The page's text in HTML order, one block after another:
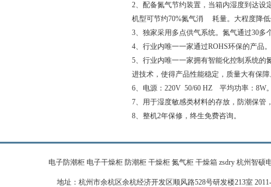
2、配备氮气节约装置，当箱内湿度到达设
机型可节约70%氮气消 耗量。大程度降
3、独家采用多点供气系统。氮气通过30
4、行业内唯一一家通过ROHS环保的产品
5、行业内唯一一家拥有智能化控制系统的
进技术，使得产品性能稳定，质量大有保
6、电源：220V 50/60 HZ 平均功率：8W
7、用于湿度敏感类材料的存放，防潮保管
8、整机2年保修，终生免费咨询。
电子防潮柜 电子干燥柜 防潮柜 干燥柜 氮气柜 干燥箱 zsdry 杭州智硕
地址：杭州市余杭区余杭经济开发区顺风路528号研发楼213室 2011-